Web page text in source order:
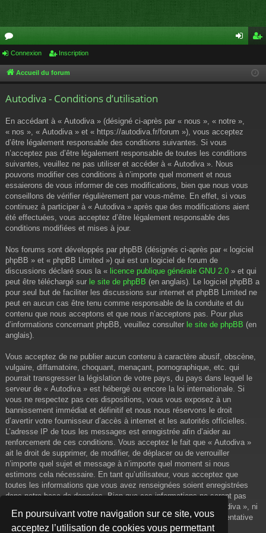
En poursuivant votre navigation sur ce site, vous
acceptez l’utilisation de cookies vous permettant
or
u cri
Connexion Inscription
Accueil du forum
Autodiva - Conditions d’utilisation
En accédant à « Autodiva » (désigné ci-après par « nous », « notre »,
« nos », « Autodiva » et « https://autodiva.fr/forum »), vous acceptez
d’être légalement responsable des conditions suivantes. Si vous
n’acceptez pas d’être légalement responsable de toutes les conditions
suivantes, veuillez ne pas utiliser et accéder à « Autodiva ». Nous
pouvons modifier ces conditions à n’importe quel moment et nous
essaierons de vous informer de ces modifications, bien que nous vous
conseillons de vérifier régulièrement par vous-même. En effet, si vous
continuez à participer à « Autodiva » après que des modifications aient
été effectuées, vous acceptez d’être légalement responsable des
conditions modifiées et mises à jour.
Nos forums sont développés par phpBB (désignés ci-après par « logiciel
phpBB » et « phpBB Limited ») qui est un logiciel de forum de
discussions déclaré sous la « licence publique générale GNU 2.0 » et qui
peut être téléchargé sur le site de phpBB (en anglais). Le logiciel phpBB a
pour seul but de faciliter les discussions sur internet et phpBB Limited ne
peut en aucun cas être tenu comme responsable de la conduite et du
contenu que nous acceptons et que nous n’acceptons pas. Pour plus
d’informations concernant phpBB, veuillez consulter le site de phpBB (en
anglais).
Vous acceptez de ne publier aucun contenu à caractère abusif, obscène,
vulgaire, diffamatoire, choquant, menaçant, pornographique, etc. qui
pourrait transgresser la législation de votre pays, du pays dans lequel le
serveur de « Autodiva » est hébergé ou encore la loi internationale. Si
vous ne respectez pas ces dispositions, vous vous exposez à un
bannissement immédiat et définitif et nous nous réservons le droit
d’avertir votre fournisseur d’accès à internet et les autorités officielles.
L’adresse IP de tous les messages est enregistrée afin d’aider au
renforcement de ces conditions. Vous acceptez le fait que « Autodiva »
ait le droit de supprimer, de modifier, de déplacer ou de verrouiller
n’importe quel sujet et message à n’importe quel moment si nous
estimons cela nécessaire. En tant qu’utilisateur, vous acceptez que
toutes les informations que vous avez renseignées soient enregistrées
dans notre base de données. Bien que ces informations ne seront pas
diffusées à une tierce partie sans votre consentement, ni « Autodiva », ni
phpBB, ne pourront être tenus comme responsables en cas de tentative
de piratage informatique visant à compromettre vos données.